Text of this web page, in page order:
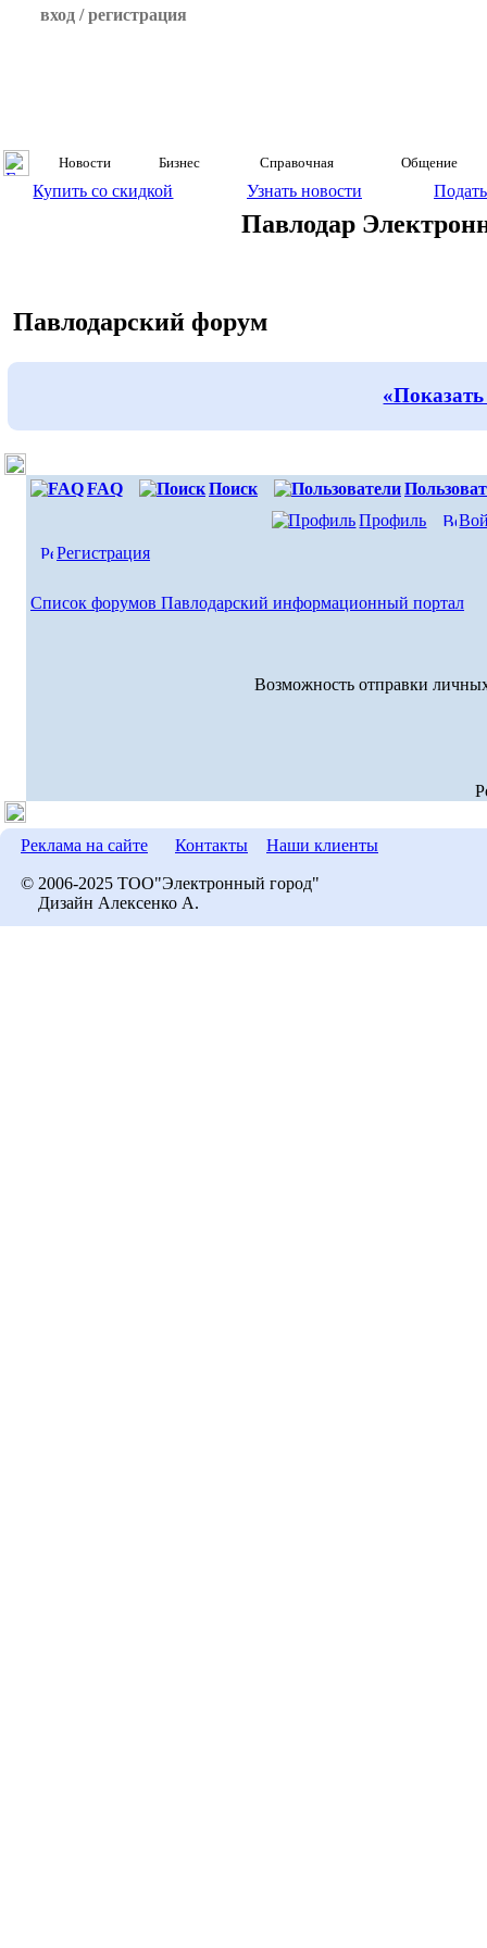
вход / регистрация
Новости Бизнес Справочная Общение
Купить со скидкой Узнать новости
Павлодар
Павлодарский форум
FAQ Поиск
Профиль
Регистрация
Список форумов Павлодарский информационный портал
Возможность отправки
Реклама на сайте Контакты Наши клиенты
© 2006-2025 ТОО"Электронный город"
Дизайн Алексенко А.